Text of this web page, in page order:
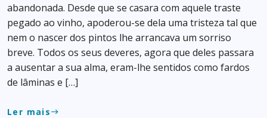
abandonada. Desde que se casara com aquele traste
pegado ao vinho, apoderou-se dela uma tristeza tal que
nem o nascer dos pintos lhe arrancava um sorriso
breve. Todos os seus deveres, agora que deles passara
a ausentar a sua alma, eram-lhe sentidos como fardos
de lâminas e […]
Ler maiseast